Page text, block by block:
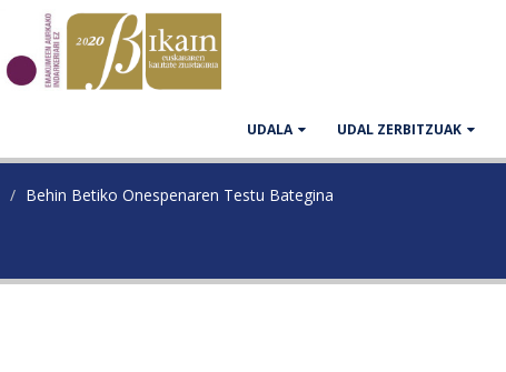
UDALA UDAL ZERBITZUAK
Behin Betiko Onespenaren Testu Bategina